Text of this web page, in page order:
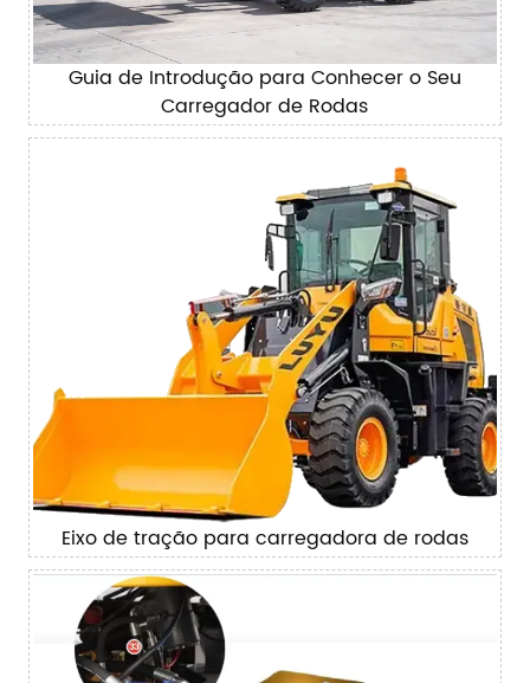
Guia de Introdução para Conhecer o Seu
Carregador de Rodas
Eixo de tração para carregadora de rodas